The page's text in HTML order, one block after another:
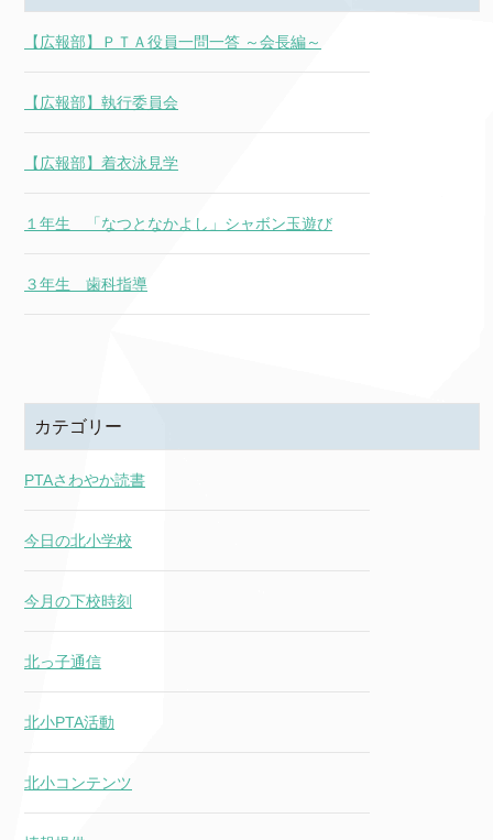
【広報部】ＰＴＡ役員一問一答 ～会長編～
【広報部】執行委員会
【広報部】着衣泳見学
１年生 「なつとなかよし」シャボン玉遊び
３年生 歯科指導
カテゴリー
PTAさわやか読書
今日の北小学校
今月の下校時刻
北っ子通信
北小PTA活動
北小コンテンツ